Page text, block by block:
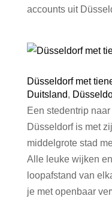
accounts uit
Düsseldorf met
Duitsland,
Een stedentrip
Düsseldorf is met
middelgrote stad
Alle leuke wijken
loopafstand van
je met openbaar